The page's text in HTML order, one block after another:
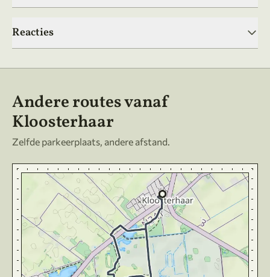
Reacties
Andere routes vanaf
Kloosterhaar
Zelfde parkeerplaats, andere afstand.